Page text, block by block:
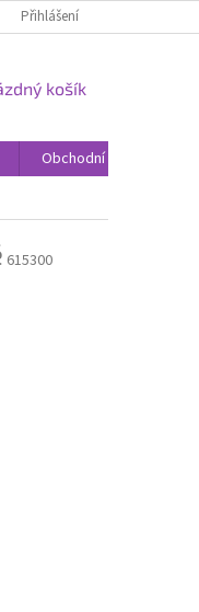
Přihlášení
košík
Obchodní podmínky
615300